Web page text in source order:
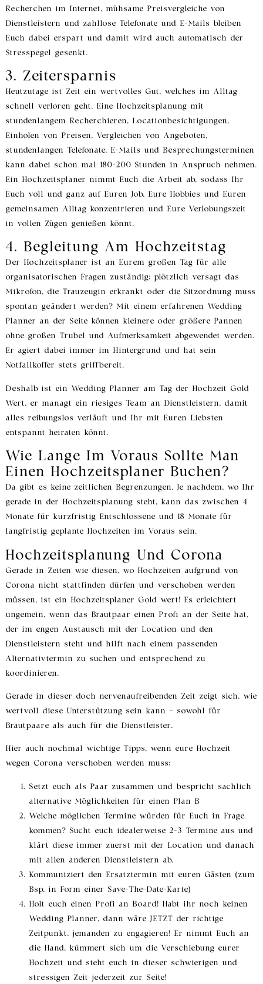
Recherchen im Internet, mühsame Preisvergleiche von
Dienstleistern und zahllose Telefonate und E-Mails bleiben
Euch dabei erspart und damit wird auch automatisch der
Stresspegel gesenkt.
3. Zeitersparnis
Heutzutage ist Zeit ein wertvolles Gut, welches im Alltag
schnell verloren geht. Eine Hochzeitsplanung mit
stundenlangem Recherchieren, Locationbesichtigungen,
Einholen von Preisen, Vergleichen von Angeboten,
stundenlangen Telefonate, E-Mails und Besprechungsterminen
kann dabei schon mal 180-200 Stunden in Anspruch nehmen.
Ein Hochzeitsplaner nimmt Euch die Arbeit ab, sodass Ihr
Euch voll und ganz auf Euren Job, Eure Hobbies und Euren
gemeinsamen Alltag konzentrieren und Eure Verlobungszeit
in vollen Zügen genießen könnt.
4. Begleitung Am Hochzeitstag
Der Hochzeitsplaner ist an Eurem großen Tag für alle
organisatorischen Fragen zuständig: plötzlich versagt das
Mikrofon, die Trauzeugin erkrankt oder die Sitzordnung muss
spontan geändert werden? Mit einem erfahrenen Wedding
Planner an der Seite können kleinere oder größere Pannen
ohne großen Trubel und Aufmerksamkeit abgewendet werden.
Er agiert dabei immer im Hintergrund und hat sein
Notfallkoffer stets griffbereit.
Deshalb ist ein Wedding Planner am Tag der Hochzeit Gold
Wert, er managt ein riesiges Team an Dienstleistern, damit
alles reibungslos verläuft und Ihr mit Euren Liebsten
entspannt heiraten könnt.
Wie Lange Im Voraus Sollte Man
Einen Hochzeitsplaner Buchen?
Da gibt es keine zeitlichen Begrenzungen. Je nachdem, wo Ihr
gerade in der Hochzeitsplanung steht, kann das zwischen 4
Monate für kurzfristig Entschlossene und 18 Monate für
langfristig geplante Hochzeiten im Voraus sein.
Hochzeitsplanung Und Corona
Gerade in Zeiten wie diesen, wo Hochzeiten aufgrund von
Corona nicht stattfinden dürfen und verschoben werden
müssen, ist ein Hochzeitsplaner Gold wert! Es erleichtert
ungemein, wenn das Brautpaar einen Profi an der Seite hat,
der im engen Austausch mit der Location und den
Dienstleistern steht und hilft nach einem passenden
Alternativtermin zu suchen und entsprechend zu
koordinieren.
Gerade in dieser doch nervenaufreibenden Zeit zeigt sich, wie
wertvoll diese Unterstützung sein kann – sowohl für
Brautpaare als auch für die Dienstleister.
Hier auch nochmal wichtige Tipps, wenn eure Hochzeit
wegen Corona verschoben werden muss:
Setzt euch als Paar zusammen und bespricht sachlich
alternative Möglichkeiten für einen Plan B
Welche möglichen Termine würden für Euch in Frage
kommen? Sucht euch idealerweise 2-3 Termine aus und
klärt diese immer zuerst mit der Location und danach
mit allen anderen Dienstleistern ab.
Kommuniziert den Ersatztermin mit euren Gästen (zum
Bsp. in Form einer Save-The-Date-Karte)
Holt euch einen Profi an Board! Habt ihr noch keinen
Wedding Planner, dann wäre JETZT der richtige
Zeitpunkt, jemanden zu engagieren! Er nimmt Euch an
die Hand, kümmert sich um die Verschiebung eurer
Hochzeit und steht euch in dieser schwierigen und
stressigen Zeit jederzeit zur Seite!